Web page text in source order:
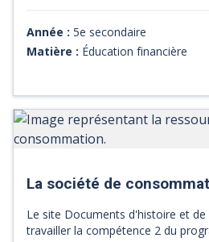
une série de mises en situation
en naviguant sur son site web, puis
exercice sur les avantages sociaux
des travailleurs. Les deux
direction d'une entreprise de
doivent négocier les quinze
élèves doivent débusquer les
travail. Cette tâche permet
sur les règles relatives au travail :
Année : 5e secondaire
Matière : Éducation financière
La société de
Le site Documents d'histoire et
travailler la compétence 2 du